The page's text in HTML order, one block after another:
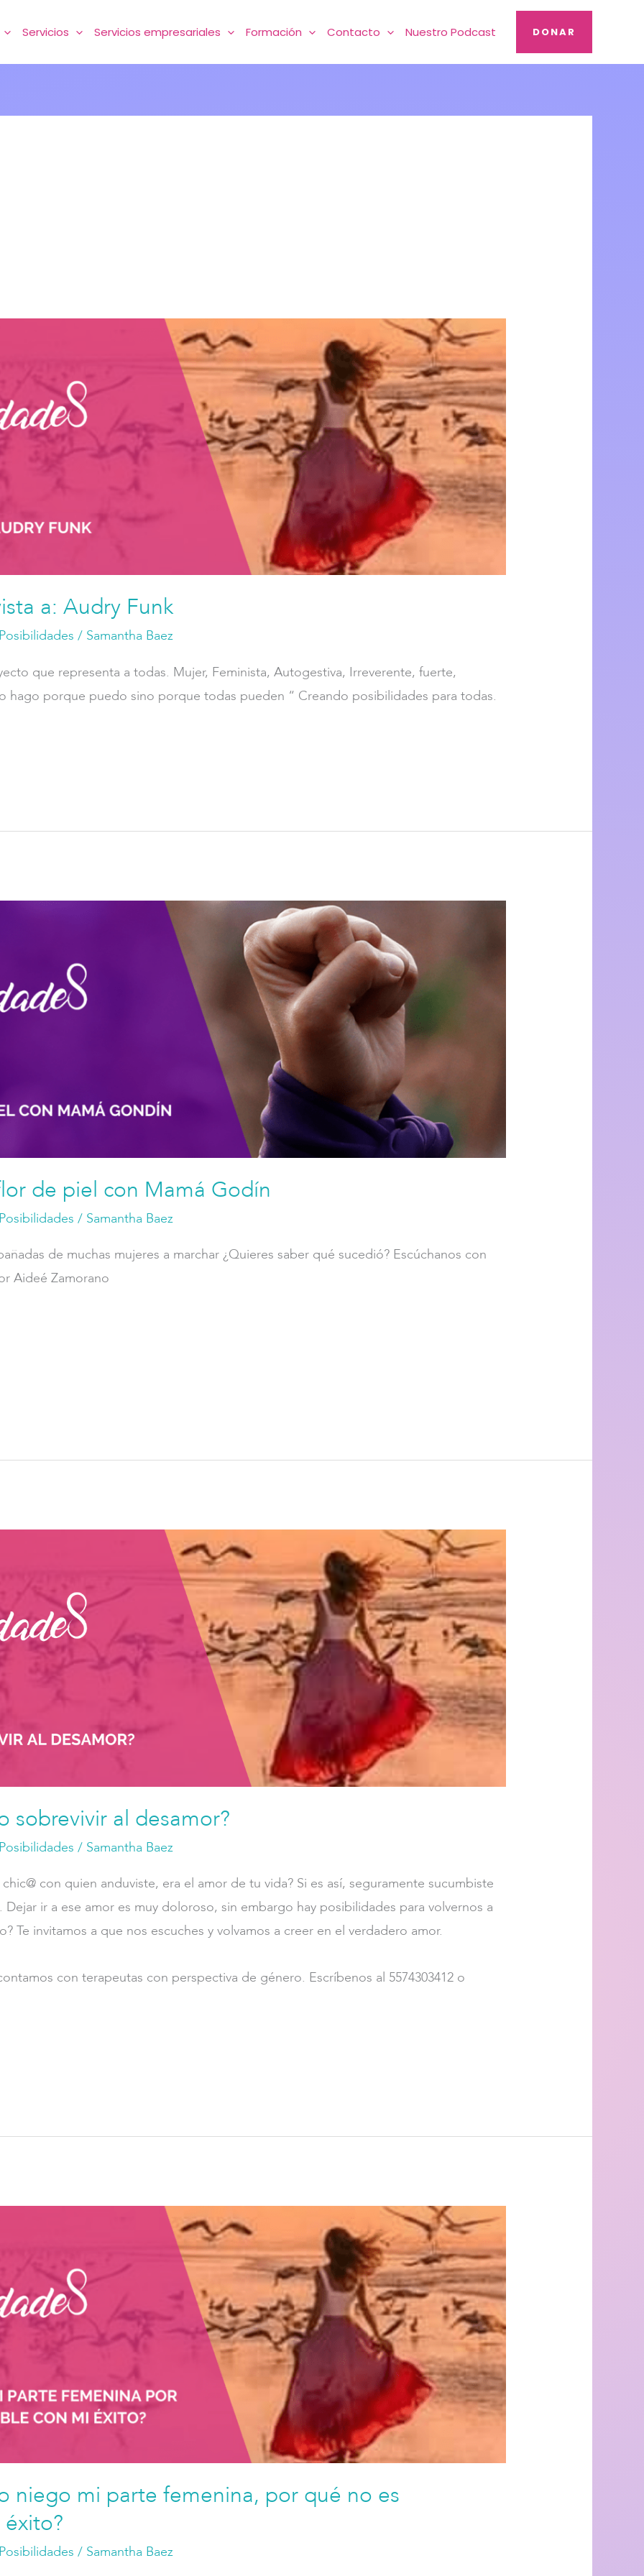
Servicios Servicios empresariales Formación Contacto Nuestro Podcast DONAR
a: Audry Funk
Posibilidades / Samantha Baez
que representa a todas. Mujer, Feminista, Autogestiva, Irreverente, fuerte,
hago porque puedo sino porque todas pueden “ Creando posibilidades para todas.
de piel con Mamá Godín
Posibilidades / Samantha Baez
de muchas mujeres a marchar ¿Quieres saber qué sucedió? Escúchanos con
Aideé Zamorano
sobrevivir al desamor?
Posibilidades / Samantha Baez
con quien anduviste, era el amor de tu vida? Si es así, seguramente sucumbiste
ir a ese amor es muy doloroso, sin embargo hay posibilidades para volvernos a
Te invitamos a que nos escuches y volvamos a creer en el verdadero amor.
con terapeutas con perspectiva de género. ⁣Escríbenos al 5574303412 o
niego mi parte femenina, por qué no es
Posibilidades / Samantha Baez